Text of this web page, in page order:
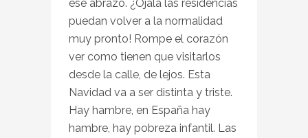
ese abrazo. ¿Ojalá las residencias
puedan volver a la normalidad
muy pronto! Rompe el corazón
ver como tienen que visitarlos
desde la calle, de lejos. Esta
Navidad va a ser distinta y triste.
Hay hambre, en España hay
hambre, hay pobreza infantil. Las